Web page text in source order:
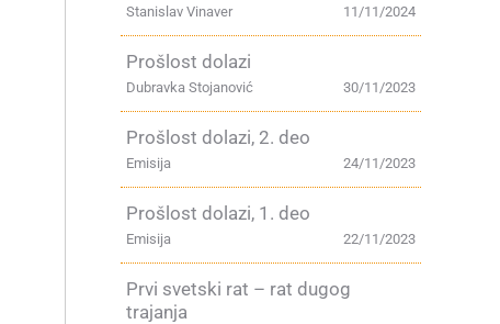
11/11/2024
Stanislav Vinaver
Prošlost dolazi
30/11/2023
Dubravka Stojanović
Prošlost dolazi, 2. deo
24/11/2023
Emisija
Prošlost dolazi, 1. deo
22/11/2023
Emisija
Prvi svetski rat – rat dugog
trajanja